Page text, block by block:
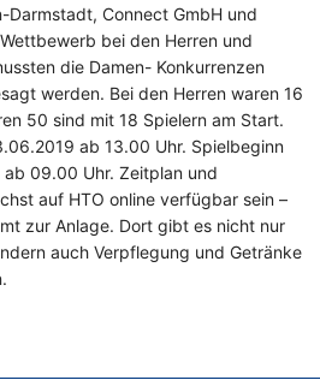
Darmstadt, Connect GmbH und
bei den Herren und
die Damen- Konkurrenzen
werden. Bei den Herren waren 16
50 sind mit 18 Spielern am Start.
ab 13.00 Uhr. Spielbeginn
09.00 Uhr. Zeitplan und
auf HTO online verfügbar sein –
zur Anlage. Dort gibt es nicht nur
auch Verpflegung und Getränke